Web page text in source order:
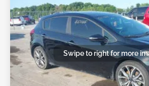
Swipe to right for more